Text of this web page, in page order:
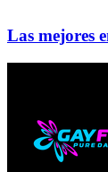
Las mejores